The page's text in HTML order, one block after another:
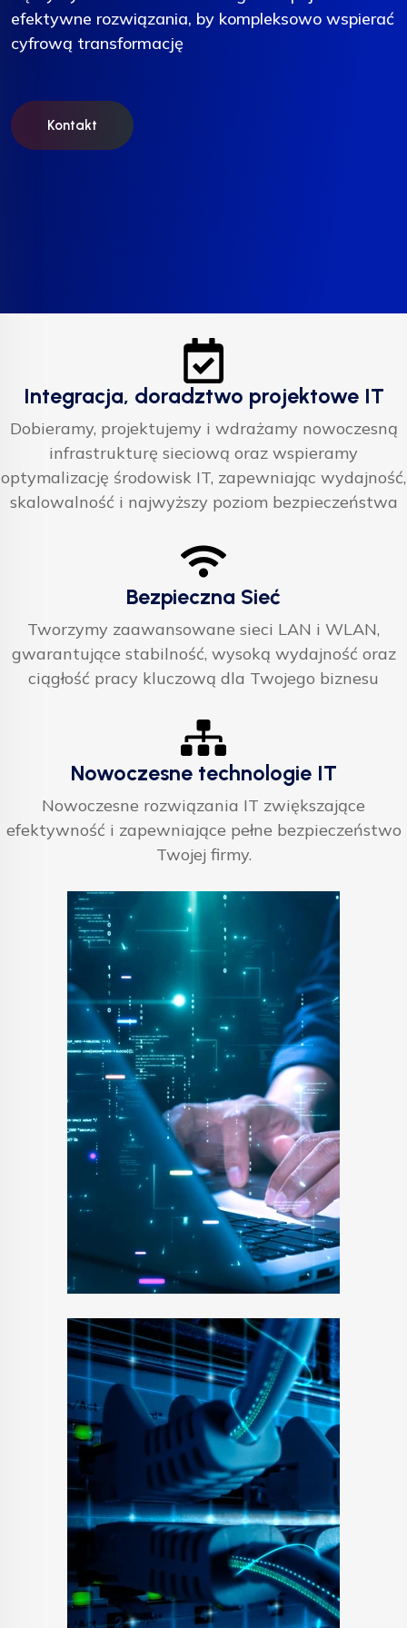
efektywne rozwiązania, by kompleksowo wspierać
cyfrową transformację
Kontakt
efektywne rozwiązania, by kompleksowo wspierać
cyfrową transformację
Kontakt
efektywne rozwiązania, by kompleksowo wspierać
cyfrową transformację
Kontakt
Integracja, doradztwo projektowe IT
Dobieramy, projektujemy i wdrażamy nowoczesną
infrastrukturę sieciową oraz wspieramy
optymalizację środowisk IT, zapewniając wydajność,
skalowalność i najwyższy poziom bezpieczeństwa
Bezpieczna Sieć
Tworzymy zaawansowane sieci LAN i WLAN,
gwarantujące stabilność, wysoką wydajność oraz
ciągłość pracy kluczową dla Twojego biznesu
Nowoczesne technologie IT
Nowoczesne rozwiązania IT zwiększające
efektywność i zapewniające pełne bezpieczeństwo
Twojej firmy.